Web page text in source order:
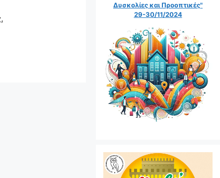
Δυσκολίες και Προοπτικές"
29-30/11/2024